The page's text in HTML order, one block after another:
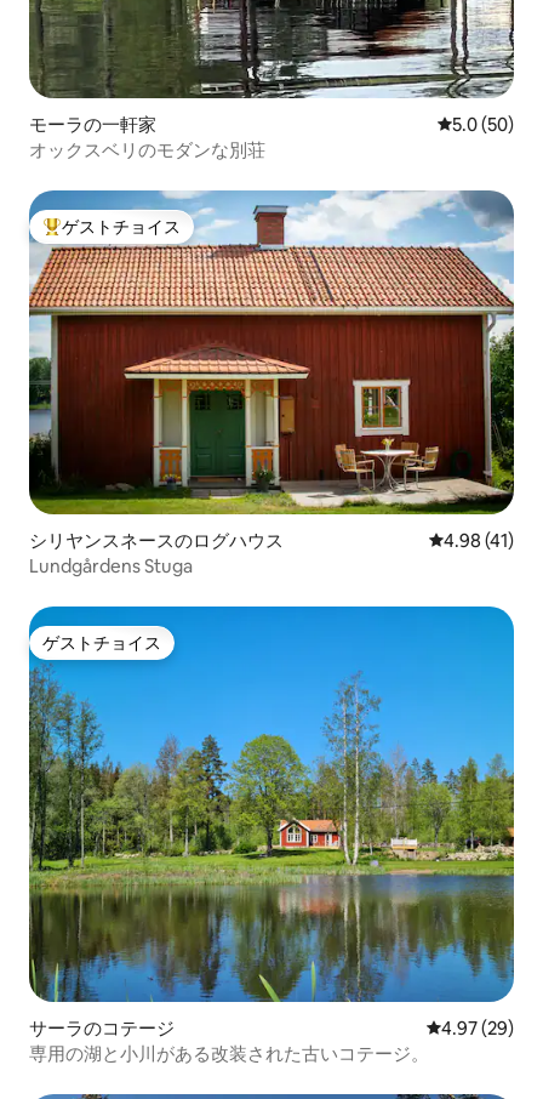
モーラの一軒家 レビュー50
5.0 (50)
オックスベリのモダンな別荘
大好評のゲストチョイスです。
ゲストチョイス
シリヤンスネースのログハウス レビュー41
4.98 (41)
Lundgårdens Stuga
ゲストチョイス
ゲストチョイス
サーラのコテージ レビュー29
4.97 (29)
専用の湖と小川がある改装された古いコテージ。